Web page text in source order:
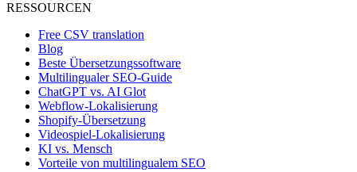
RESSOURCEN
Free CSV translation
Blog
Beste Übersetzungssoftware
Multilingualer SEO-Guide
ChatGPT vs. AI Glot
Webflow-Lokalisierung
Shopify-Übersetzung
Videospiel-Lokalisierung
KI vs. Mensch
Vorteile von multilingualem SEO